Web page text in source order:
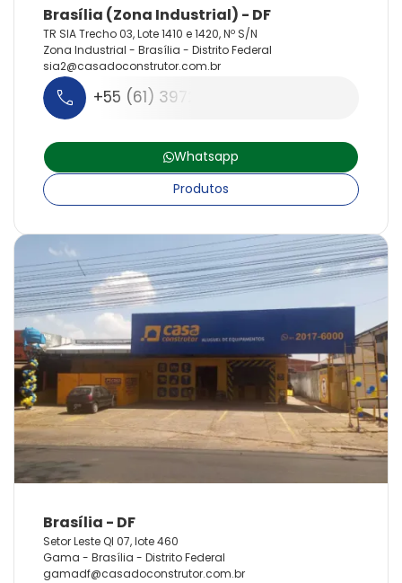
TR SIA Trecho 03, Lote 1410 e 1420, Nº S/N
Zona Industrial - Brasília - Distrito Federal
sia2@casadoconstrutor.com.br
+55 (61) 3972-2818
Whatsapp
Produtos
Setor Leste QI 07, lote 460
Gama - Brasília - Distrito Federal
gamadf@casadoconstrutor.com.br